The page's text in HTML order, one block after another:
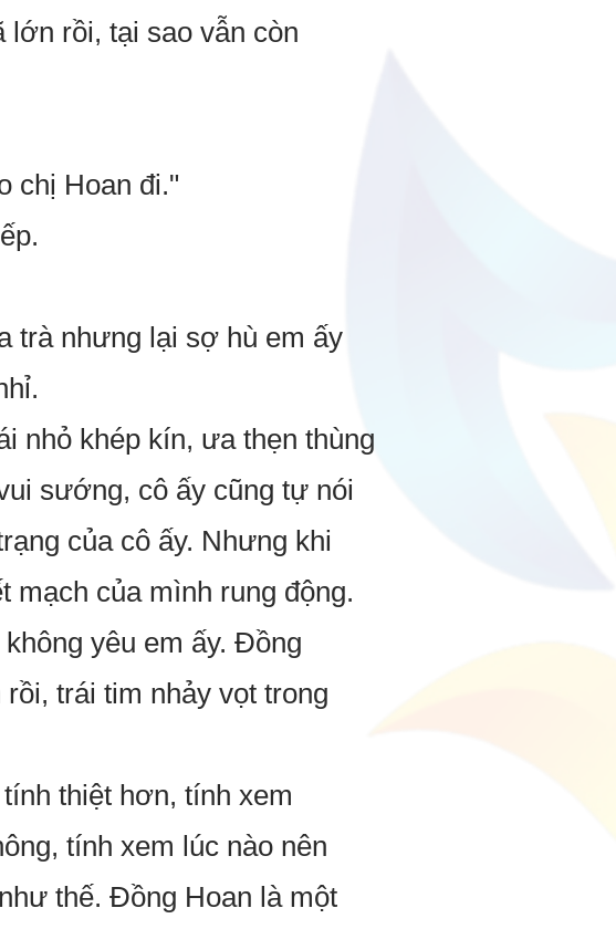
lớn rồi, tại sao vẫn còn
chị Hoan đi."
trà nhưng lại sợ hù em ấy
nhỏ khép kín, ưa thẹn thùng
sướng, cô ấy cũng tự nói
của cô ấy. Nhưng khi
mạch của mình rung động.
yêu em ấy. Đồng
trái tim nhảy vọt trong
thiệt hơn, tính xem
tính xem lúc nào nên
thế. Đồng Hoan là một